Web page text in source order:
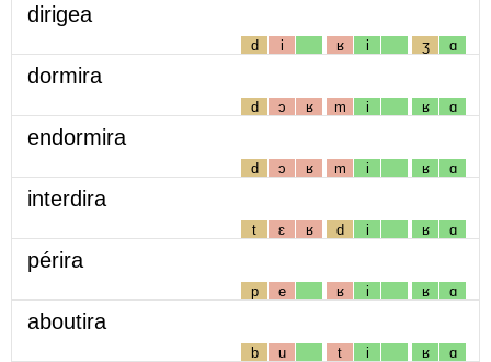
dirigea
d i ʁ i ʒ ɑ
dormira
d ɔ ʁ m i ʁ ɑ
endormira
d ɔ ʁ m i ʁ ɑ
interdira
t ɛ ʁ d i ʁ ɑ
périra
p e ʁ i ʁ ɑ
aboutira
b u t i ʁ ɑ